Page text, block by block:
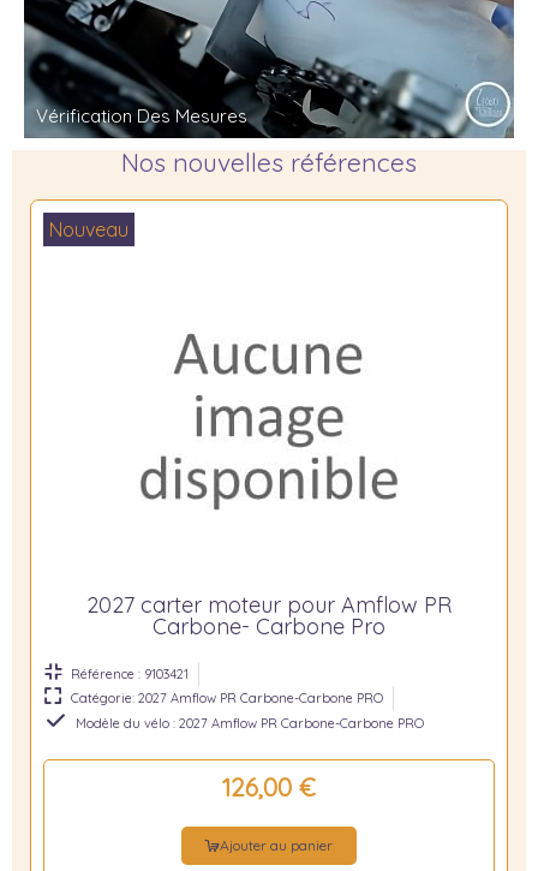
Vérification Des Mesures
Nos nouvelles références
Nouveau
2027 carter moteur pour Amflow PR
Carbone- Carbone Pro
Référence : 9103421
Catégorie: 2027 Amflow PR Carbone-Carbone PRO
Modèle du vélo : 2027 Amflow PR Carbone-Carbone PRO
126,00 €
Ajouter au panier